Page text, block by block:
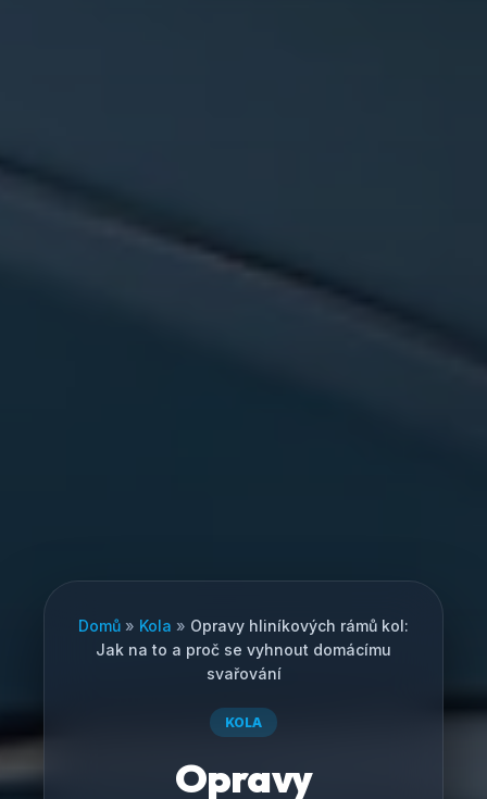
Domů » Kola » Opravy hliníkových rámů kol:
Jak na to a proč se vyhnout domácímu
svařování
KOLA
Opravy